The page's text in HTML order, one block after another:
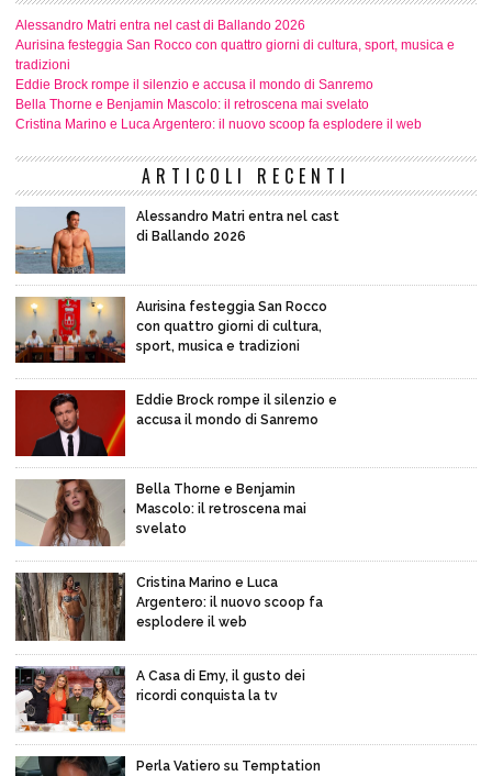
Alessandro Matri entra nel cast di Ballando 2026
Aurisina festeggia San Rocco con quattro giorni di cultura, sport, musica e
tradizioni
Eddie Brock rompe il silenzio e accusa il mondo di Sanremo
Bella Thorne e Benjamin Mascolo: il retroscena mai svelato
Cristina Marino e Luca Argentero: il nuovo scoop fa esplodere il web
ARTICOLI RECENTI
Alessandro Matri entra nel cast
di Ballando 2026
Aurisina festeggia San Rocco
con quattro giorni di cultura,
sport, musica e tradizioni
Eddie Brock rompe il silenzio e
accusa il mondo di Sanremo
Bella Thorne e Benjamin
Mascolo: il retroscena mai
svelato
Cristina Marino e Luca
Argentero: il nuovo scoop fa
esplodere il web
A Casa di Emy, il gusto dei
ricordi conquista la tv
Perla Vatiero su Temptation